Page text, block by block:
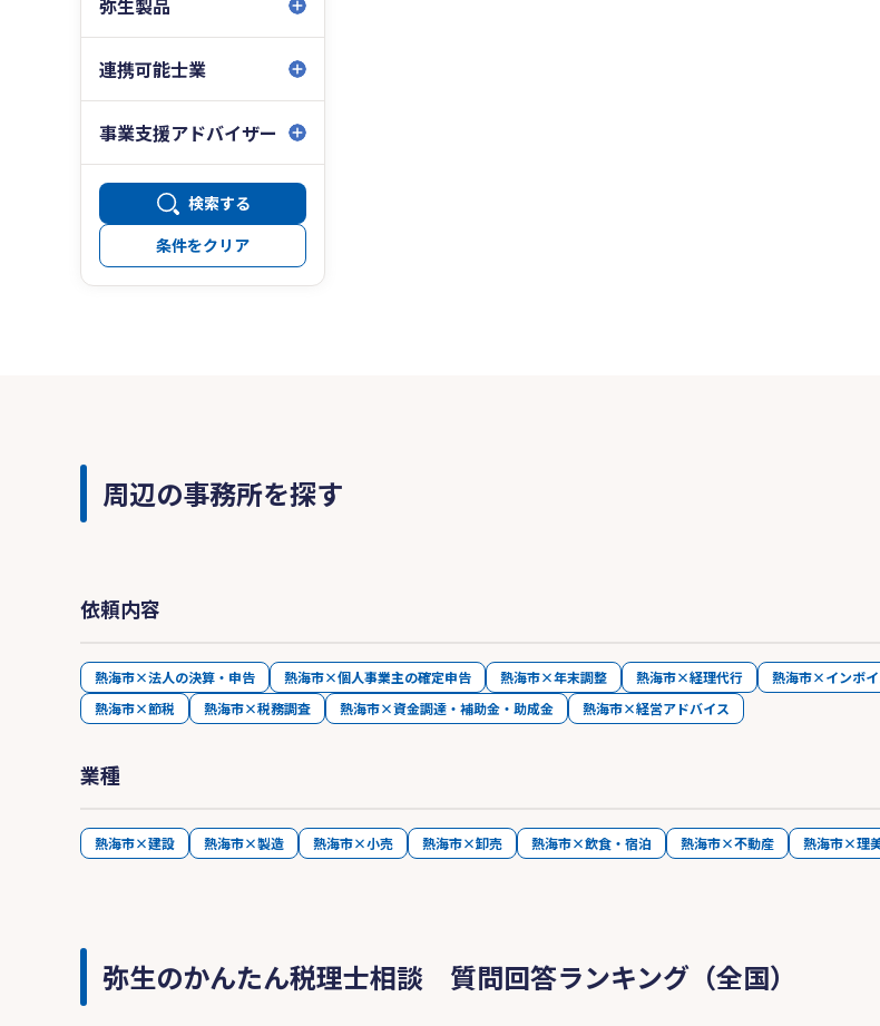
弥生製品
連携可能士業
事業支援アドバイザー
検索する
条件をクリア
周辺の事務所を探す
依頼内容
熱海市×法人の決算・申告 熱海市×個人事業主の確定申告 熱海市×年末調整 熱海市×経理代行 熱海市×インボ
熱海市×節税
熱海市×税務調査 熱海市×資金調達・補助金・助成金 熱海市×経営アドバイス
業種
熱海市×建設 熱海市×製造 熱海市×小売 熱海市×卸売 熱海市×飲食・宿泊 熱海市×不動産 熱海市×理
弥生のかんたん税理士相談 質問回答ランキング（全国）